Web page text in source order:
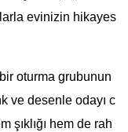
evinizin hikayes
oturma grubunun
ve desenle odayı c
şıklığı hem de rah